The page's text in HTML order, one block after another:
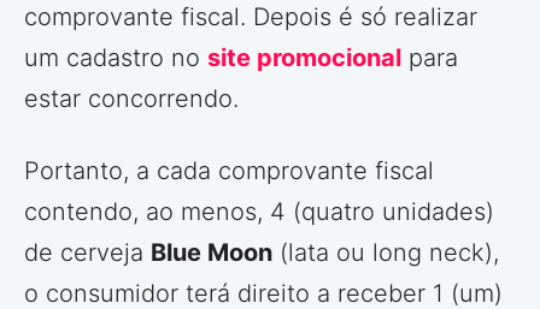
comprovante fiscal. Depois é só realizar
um cadastro no site promocional para
estar concorrendo.
Portanto, a cada comprovante fiscal
contendo, ao menos, 4 (quatro unidades)
de cerveja Blue Moon (lata ou long neck),
o consumidor terá direito a receber 1 (um)